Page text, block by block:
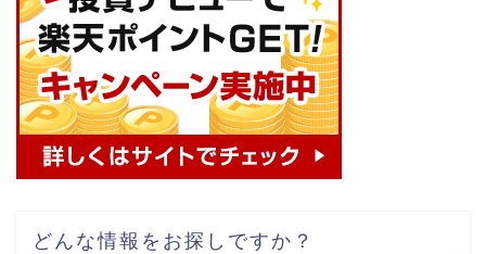
どんな情報をお探しですか？